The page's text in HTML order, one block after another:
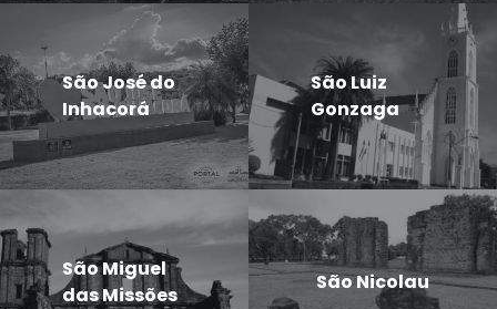
São José do
Inhacorá
São Luiz
Gonzaga
São Miguel
das Missões
São Nicolau